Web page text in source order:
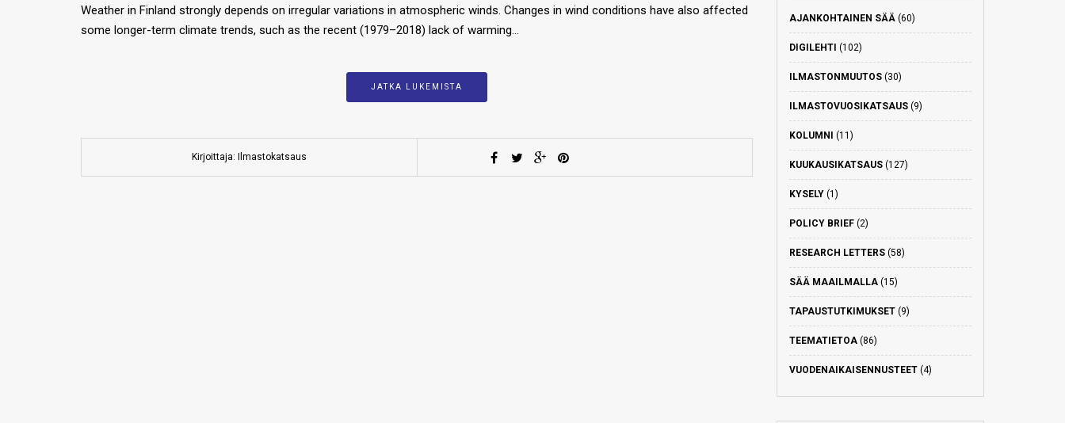
Weather in Finland strongly depends on irregular variations in atmospheric winds. Changes in wind conditions have also affected
some longer-term climate trends, such as the recent (1979–2018) lack of warming…
JATKA LUKEMISTA
Kirjoittaja: Ilmastokatsaus
AJANKOHTAINEN SÄÄ(60)
DIGILEHTI (102)
ILMASTONMUUTOS(30)
ILMASTOVUOSIKATSAUS(9)
KOLUMNI (11)
KUUKAUSIKATSAUS(127)
KYSELY(1)
POLICY BRIEF(2)
RESEARCH LETTERS(58)
SÄÄ MAAILMALLA(15)
TAPAUSTUTKIMUKSET(9)
TEEMATIETOA(86)
VUODENAIKAISENNUSTEET(4)